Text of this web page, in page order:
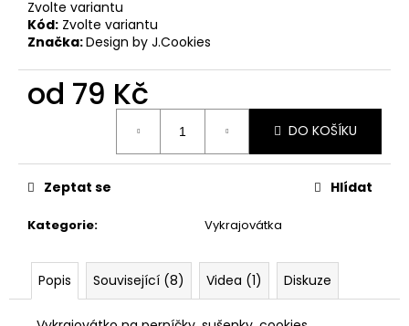
Zvolte variantu
Kód: Zvolte variantu
Značka:Design by J.Cookies
od 79 Kč
DO KOŠÍKU
Kategorie: Vykrajovátka
Zeptat se Hlídat
Popis Související (8) Videa (1) Diskuze
o
č
u
m
e
VYKRAJOVÁTKA
JOY
#423
49
Kč